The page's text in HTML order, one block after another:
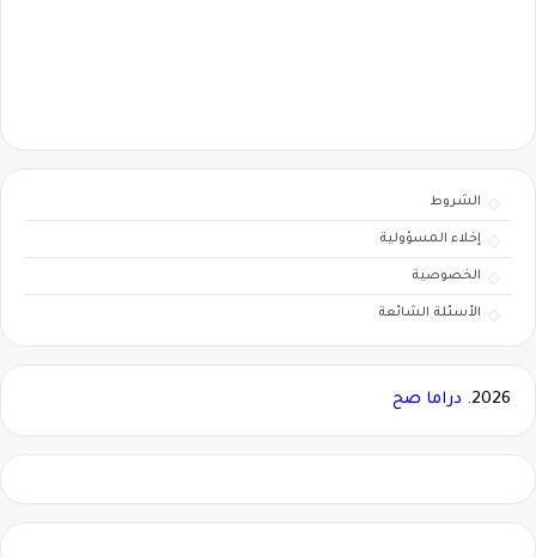
الشروط
إخلاء المسؤولية
الخصوصية
الأسئلة الشائعة
2026. دراما صح